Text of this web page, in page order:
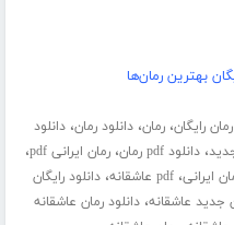
بهترین رمان‌ها
رایگان،رمان،دانلود رمان،دانلود
،دانلود pdf رمان ،رمان ایرانی pdf ،
ایرانی،pdf عاشقانه ،دانلود رایگان
جدید عاشقانه،دانلود رمان عاشقانه